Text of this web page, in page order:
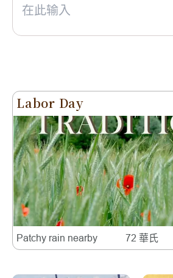
Labor Day
Patchy rain nearby 72 華氏